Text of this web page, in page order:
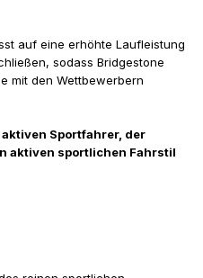
auf eine erhöhte Laufleistung
sodass Bridgestone
mit den Wettbewerbern
Sportfahrer, der
aktiven sportlichen Fahrstil